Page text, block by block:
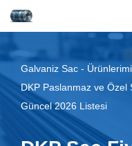
geç
Galvaniz Sac -
DKP Paslanmaz ve Özel
Güncel 2026 Listesi